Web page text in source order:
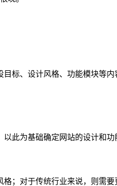
标、设计风格、功能模块等内
此为基础确定网站的设计和功
；对于传统行业来说，则需要